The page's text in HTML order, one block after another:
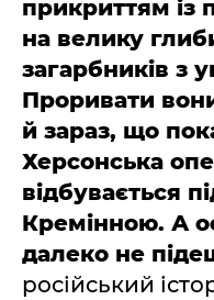
прикриттям із
на велику
загарбників з
Проривати
й зараз, що
Херсонська
відбувається
Кремінною. А
далеко не
російський